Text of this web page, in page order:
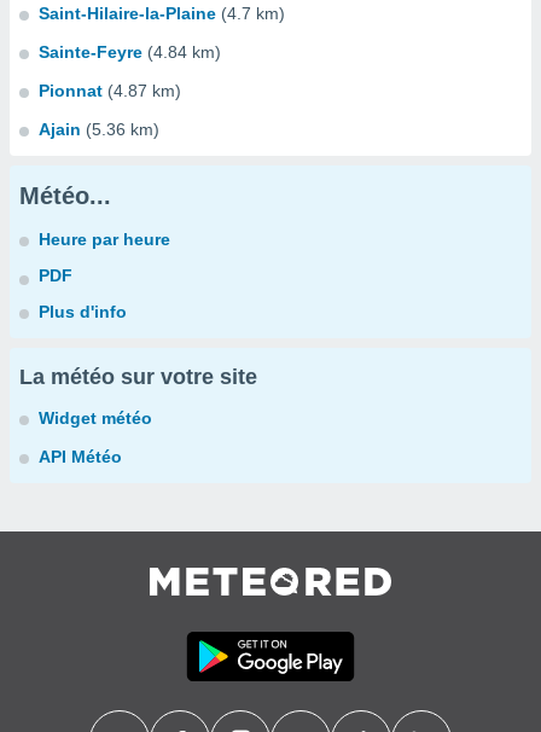
Saint-Hilaire-la-Plaine (4.7 km)
Sainte-Feyre (4.84 km)
Pionnat (4.87 km)
Ajain (5.36 km)
Météo...
Heure par heure
PDF
Plus d'info
La météo sur votre site
Widget météo
API Météo